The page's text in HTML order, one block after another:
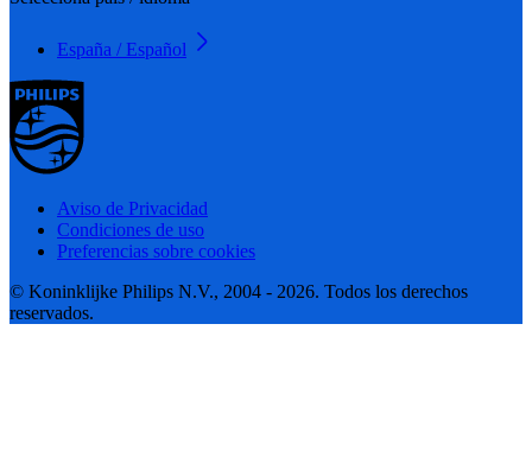
España / Español
Aviso de Privacidad
Condiciones de uso
Preferencias sobre cookies
© Koninklijke Philips N.V., 2004 - 2026. Todos los derechos
reservados.